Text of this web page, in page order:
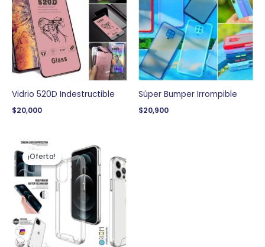
Vidrio 520D Indestructible
$20,000
Súper Bumper Irrompible
$20,900
¡Oferta!
¡Oferta!
El
precio
original
era:
$22,900.
precio
actual
es:
$20,900.